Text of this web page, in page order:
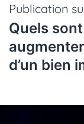
Publication
Quels
d’un bien